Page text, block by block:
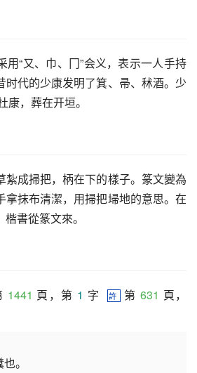
用“又、巾、冂”会义，表示一人手持
代的少康发明了箕、 帚、秫酒。少
康，葬在开垣。
紮成掃把，柄在下的樣子。篆文變為
拿抹布清潔，用掃把埽地的意思。在
書從篆文來。
1441 頁，第 1 字 許 第 631 頁，
。